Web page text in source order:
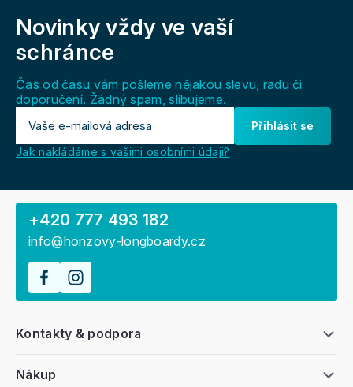
Novinky vždy ve vaší
schránce
Čas od času vám pošleme nějakou slevu, radu či
doporučení. Žádný spam, slibujeme.
Přihlásit se
Jak nakládáme s vašimi osobními údaji?
Nákup
Kontakty & podpora
+420 777 493 182
info@honzovy-longboardy.cz